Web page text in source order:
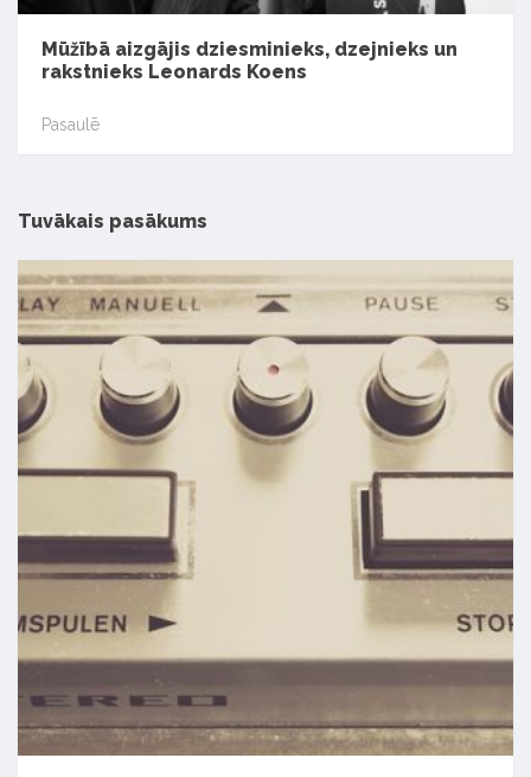
Mūžībā aizgājis dziesminieks, dzejnieks un
rakstnieks Leonards Koens
Pasaulē
Tuvākais pasākums